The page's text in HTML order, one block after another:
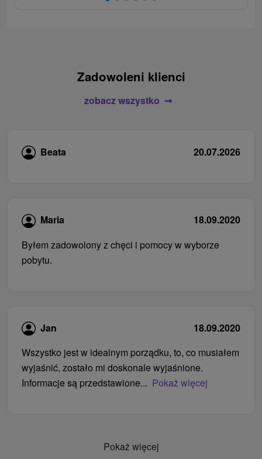
Zadowoleni klienci
zobacz wszystko
Beata 20.07.2026
Maria
18.09.2020
Byłem zadowolony z chęci i pomocy w wyborze
pobytu.
Jan
18.09.2020
Wszystko jest w idealnym porządku, to, co musiałem
wyjaśnić, zostało mi doskonale wyjaśnione.
Informacje są przedstawione... Pokaż więcej
Pokaż więcej